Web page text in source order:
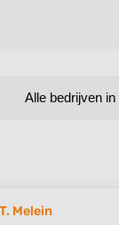
Alle bedrijven
Melein